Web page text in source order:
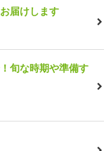
届けします
旬な時期や準備す